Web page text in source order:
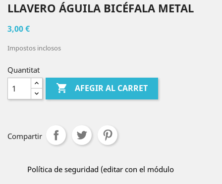
LLAVERO ÁGUILA BICÉFALA METAL
3,00 €
Impostos inclosos
Quantitat
 AFEGIR AL CARRET
Compartir
Política de seguridad (editar con el módulo